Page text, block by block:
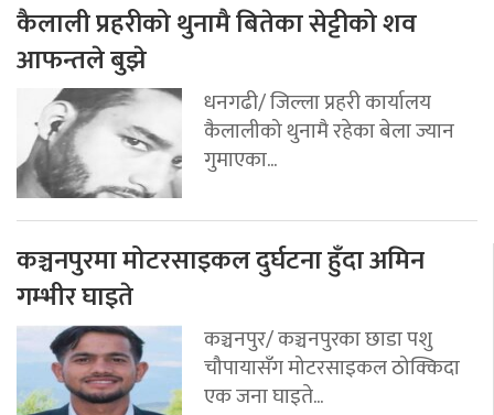
कैलाली प्रहरीको थुनामै बितेका सेट्टीको शव
आफन्तले बुझे
धनगढी/ जिल्ला प्रहरी कार्यालय
कैलालीको थुनामै रहेका बेला ज्यान
गुमाएका...
कञ्चनपुरमा मोटरसाइकल दुर्घटना हुँदा अमिन
गम्भीर घाइते
कञ्चनपुर/ कञ्चनपुरका छाडा पशु
चौपायासँग मोटरसाइकल ठोक्किदा
एक जना घाइते...